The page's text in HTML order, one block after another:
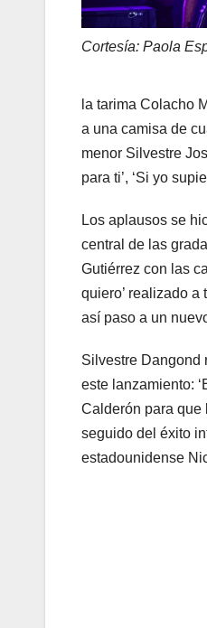
Cortesía: Paola
la tarima Colacho
a una camisa de
menor Silvestre
para ti’, ‘Si yo
Los aplausos se
central de las
Gutiérrez con las
quiero’ realizado a
así paso a un
Silvestre Dangond
este lanzamiento:
Calderón para que
seguido del éxito
estadounidense